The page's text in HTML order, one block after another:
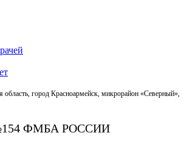
область, город Красноармейск, микрорайон «Северный»,
ФМБА РОССИИ